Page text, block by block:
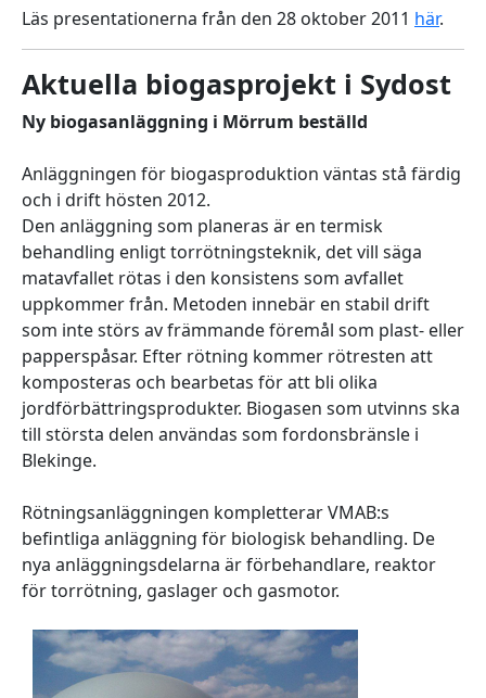
Läs presentationerna från den 28 oktober 2011 här.
Aktuella biogasprojekt i Sydost
Ny biogasanläggning i Mörrum beställd
Anläggningen för biogasproduktion väntas stå färdig
och i drift hösten 2012.
Den anläggning som planeras är en termisk
behandling enligt torrötningsteknik, det vill säga
matavfallet rötas i den konsistens som avfallet
uppkommer från. Metoden innebär en stabil drift
som inte störs av främmande föremål som plast- eller
papperspåsar. Efter rötning kommer rötresten att
komposteras och bearbetas för att bli olika
jordförbättringsprodukter. Biogasen som utvinns ska
till största delen användas som fordonsbränsle i
Blekinge.
Rötningsanläggningen kompletterar VMAB:s
befintliga anläggning för biologisk behandling. De
nya anläggningsdelarna är förbehandlare, reaktor
för torrötning, gaslager och gasmotor.